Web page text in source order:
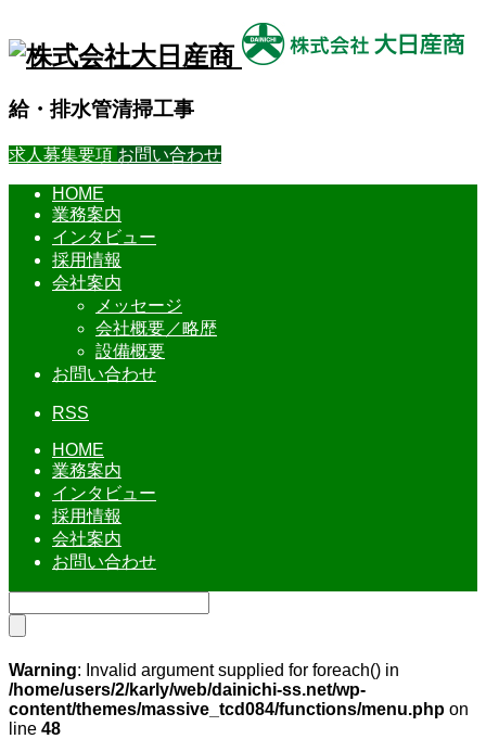
給・排水管清掃工事
求人募集要項 お問い合わせ
HOME
業務案内
インタビュー
採用情報
会社案内
メッセージ
会社概要／略歴
設備概要
お問い合わせ
RSS
HOME
業務案内
インタビュー
採用情報
会社案内
お問い合わせ
Warning: Invalid argument supplied for foreach() in
/home/users/2/karly/web/dainichi-ss.net/wp-
content/themes/massive_tcd084/functions/menu.php on
line 48